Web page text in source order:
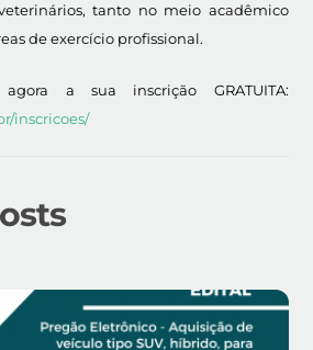
tanto no meio acadêmico
de exercício profissional.
a sua inscrição GRATUITA:
inscricoes/